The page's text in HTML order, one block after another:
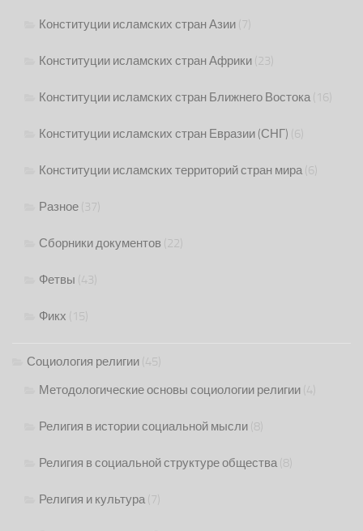
Конституции исламских стран Азии (7)
Конституции исламских стран Африки (23)
Конституции исламских стран Ближнего Востока(16)
Конституции исламских стран Евразии (СНГ) (6)
Конституции исламских территорий стран мира(6)
Разное (37)
Сборники документов (22)
Фетвы (43)
Фикх (15)
Социология религии (45)
Методологические основы социологии религии (4)
Религия в истории социальной мысли (8)
Религия в социальной структуре общества(8)
Религия и культура(7)